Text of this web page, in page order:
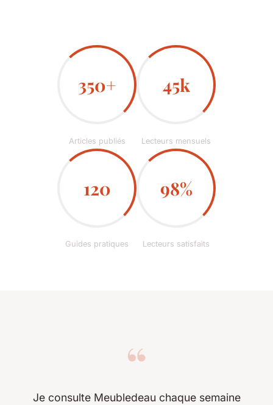
350+
Articles publiés
45k
Lecteurs mensuels
120
Guides pratiques
98%
Lecteurs satisfaits
“
Je consulte Meubledeau chaque semaine